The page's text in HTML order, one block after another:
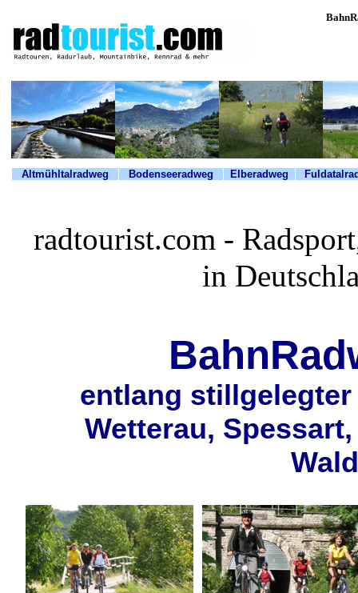
Altmühltalradweg Bodenseeradweg Elberadweg
radtourist.com -
in
entlang
Wetterau,